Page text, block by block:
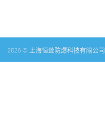
2026 © 上海恒耸防爆科技有限公司